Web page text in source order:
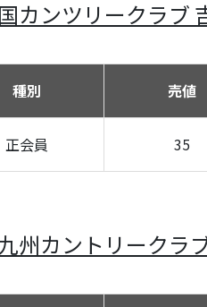
カンツリークラブ
種別 売値
正会員 35
州カントリークラ